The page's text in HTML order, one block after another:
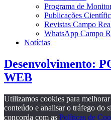
Programa de
Publicações
Revistas Campo
WhatsApp Campo
Notícias
Desenvolvimento:
WEB
Utilizamos cookies para
conteúdo e analisar o tráfego do
concorda com as Políticas de